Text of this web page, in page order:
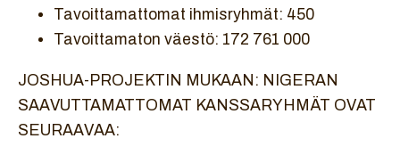
Tavoittamattomat ihmisryhmät: 450
Tavoittamaton väestö: 172 761 000
JOSHUA-PROJEKTIN MUKAAN: NIGERAN
SAAVUTTAMATTOMAT KANSSARYHMÄT OVAT
SEURAAVAA: